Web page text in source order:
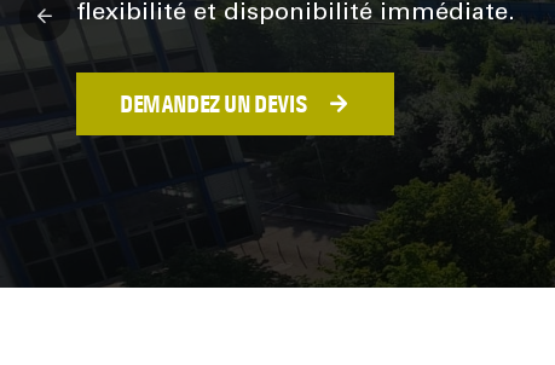
flexibilité et disponibilité immédiate.
DEMANDEZ UN DEVIS